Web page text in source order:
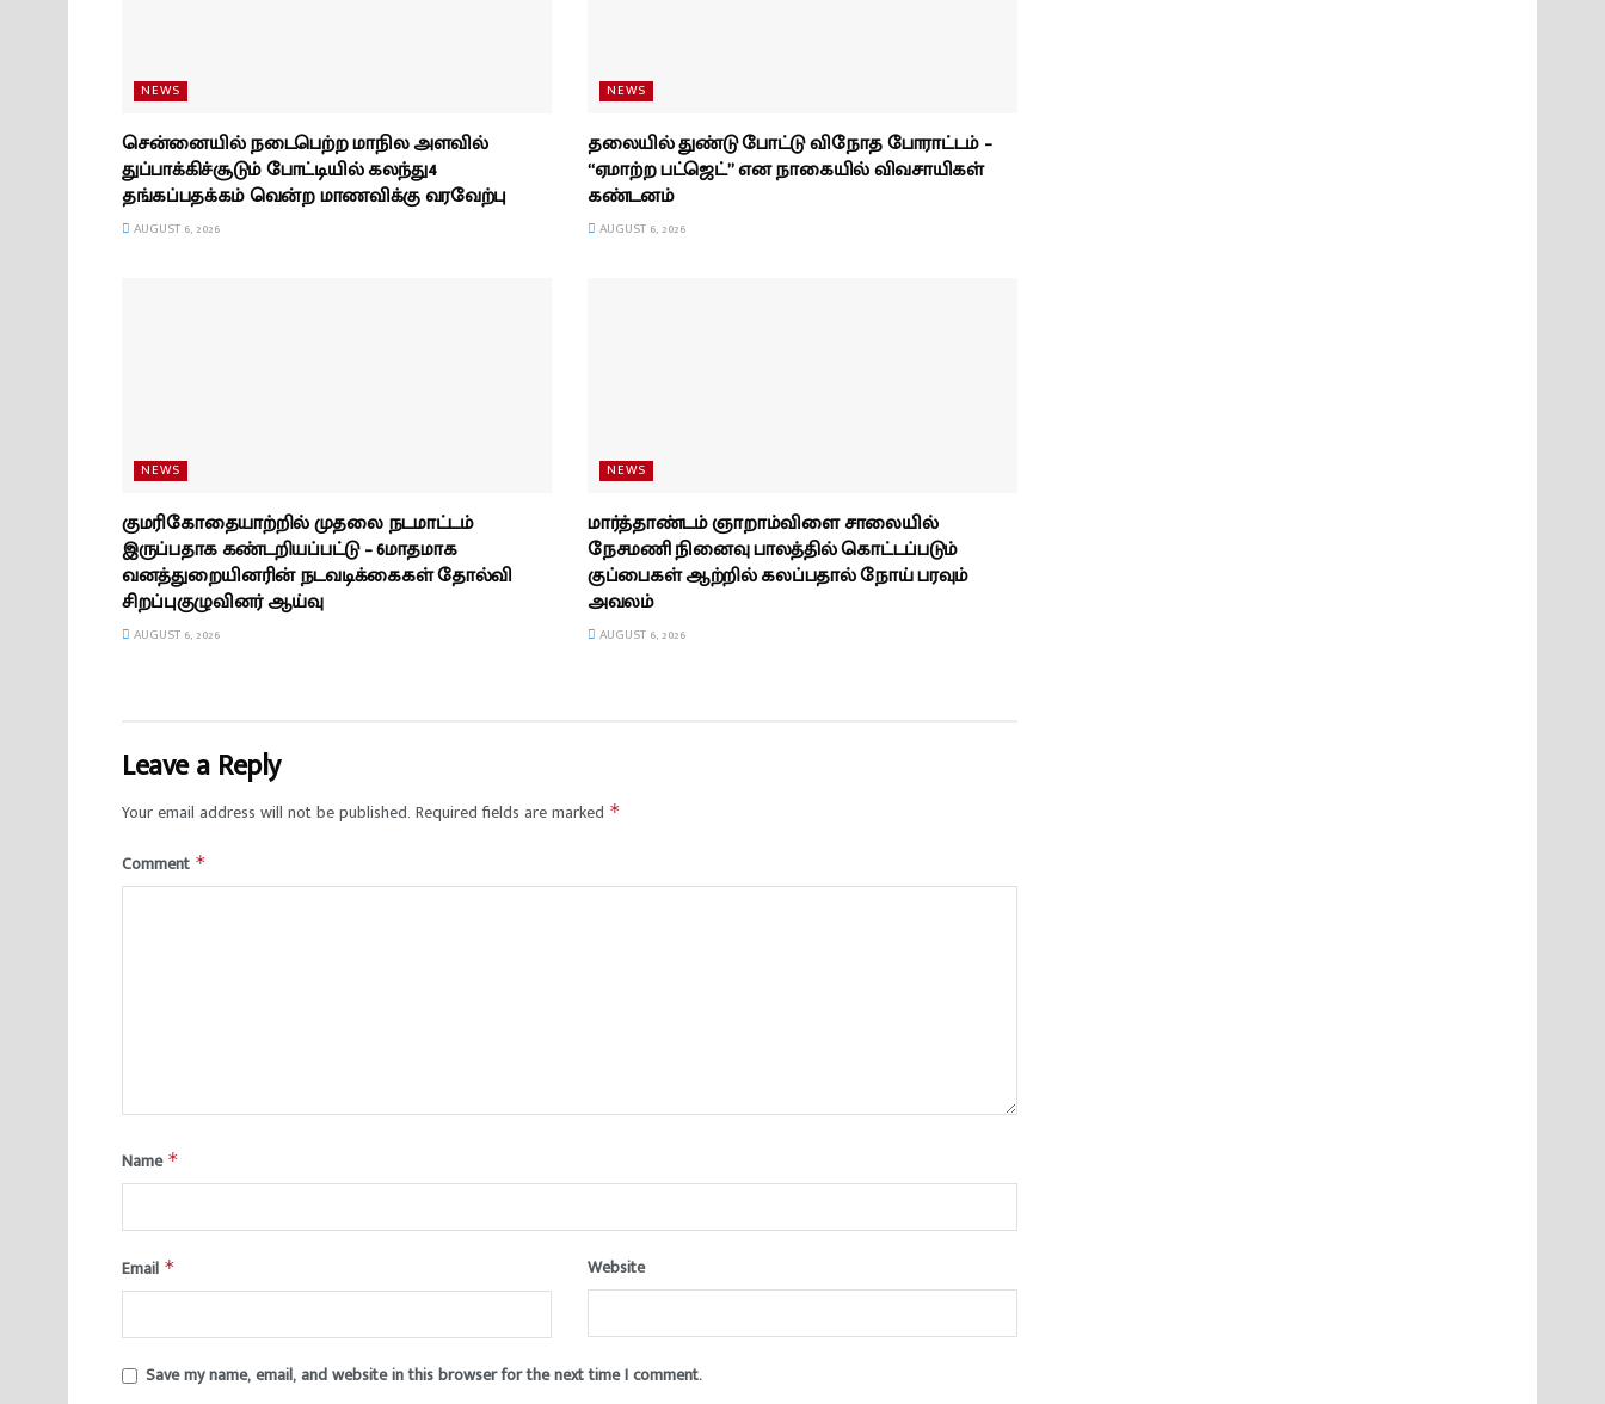
NEWS
சென்னையில் நடைபெற்ற மாநில அளவில்
துப்பாக்கிச்சூடும் போட்டியில் கலந்து4
தங்கப்பதக்கம் வென்ற மாணவிக்கு வரவேற்பு
AUGUST 6, 2026
NEWS
தலையில் துண்டு போட்டு விநோத போராட்டம் –
“ஏமாற்ற பட்ஜெட்” என நாகையில் விவசாயிகள்
கண்டனம்
AUGUST 6, 2026
NEWS
குமரிகோதையாற்றில் முதலை நடமாட்டம்
இருப்பதாக கண்டறியப்பட்டு – 6மாதமாக
வனத்துறையினரின் நடவடிக்கைகள் தோல்வி
சிறப்புகுழுவினர் ஆய்வு
AUGUST 6, 2026
NEWS
மார்த்தாண்டம் ஞாறாம்விளை சாலையில்
நேசமணி நினைவு பாலத்தில் கொட்டப்படும்
குப்பைகள் ஆற்றில் கலப்பதால் நோய் பரவும்
அவலம்
AUGUST 6, 2026
Leave a Reply
Your email address will not be published. Required fields are marked *
Comment *
Name *
Email * Website
Save my name, email, and website in this browser for the next time I comment.